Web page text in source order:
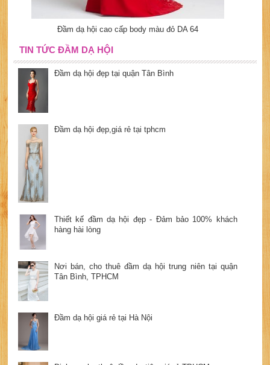
Đầm dạ hội cao cấp body màu đỏ DA 64
TIN TỨC ĐẦM DẠ HỘI
Đầm dạ hội đẹp tại quận Tân Bình
Đầm dạ hội đẹp,giá rẻ tại tphcm
Thiết kế đầm dạ hội đẹp - Đảm bảo 100% khách
hàng hài lòng
Nơi bán, cho thuê đầm dạ hội trung niên tại quận
Tân Bình, TPHCM
Đầm dạ hội giá rẻ tại Hà Nội